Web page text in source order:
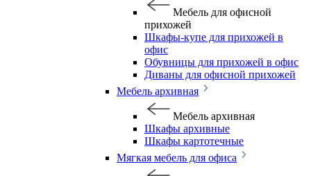
Мебель для офисной
прихожей
Шкафы-купе для прихожей в
офис
Обувницы для прихожей в офис
Диваны для офисной прихожей
Мебель архивная
Мебель архивная
Шкафы архивные
Шкафы картотечные
Мягкая мебель для офиса